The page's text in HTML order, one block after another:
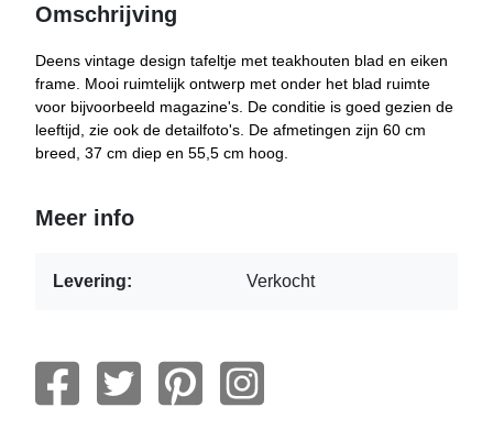
Omschrijving
Deens vintage design tafeltje met teakhouten blad en eiken
frame. Mooi ruimtelijk ontwerp met onder het blad ruimte
voor bijvoorbeeld magazine's. De conditie is goed gezien de
leeftijd, zie ook de detailfoto's. De afmetingen zijn 60 cm
breed, 37 cm diep en 55,5 cm hoog.
Meer info
Levering: Verkocht